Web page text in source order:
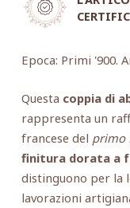
Epoca: Primi '900.
Questa coppia di
rappresenta un
francese del primo
finitura dorata a
distinguono per la
lavorazioni